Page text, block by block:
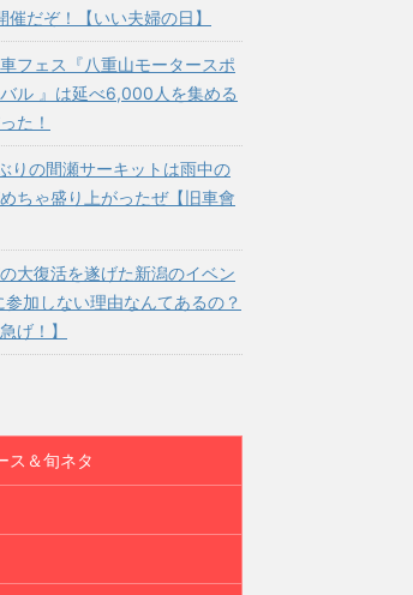
催だぞ！【いい夫婦の日】
フェス『八重山モータースポ
ル 』は延べ6,000人を集める
た！
りの間瀬サーキットは雨中の
ちゃ盛り上がったぜ【旧車會
の大復活を遂げた新潟のイベン
参加しない理由なんてあるの？
げ！】
ス＆旬ネタ